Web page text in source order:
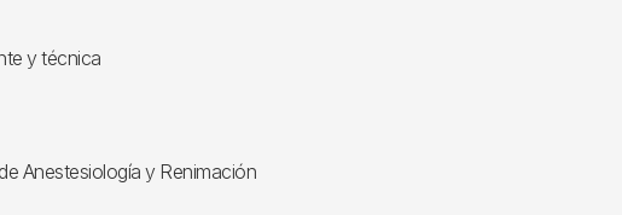
y técnica
Anestesiología y Renimación